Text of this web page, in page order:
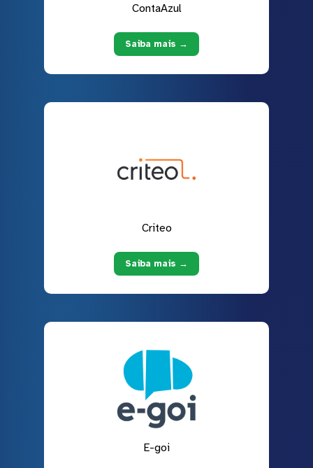
ContaAzul
Saiba mais →
Criteo
Saiba mais →
E-goi